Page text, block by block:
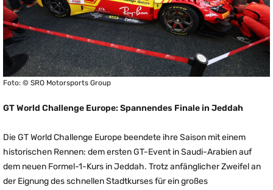
Foto: © SRO Motorsports Group
GT World Challenge Europe: Spannendes Finale in Jeddah
Die GT World Challenge Europe beendete ihre Saison mit einem
historischen Rennen: dem ersten GT-Event in Saudi-Arabien auf
dem neuen Formel-1-Kurs in Jeddah. Trotz anfänglicher Zweifel an
der Eignung des schnellen Stadtkurses für ein großes